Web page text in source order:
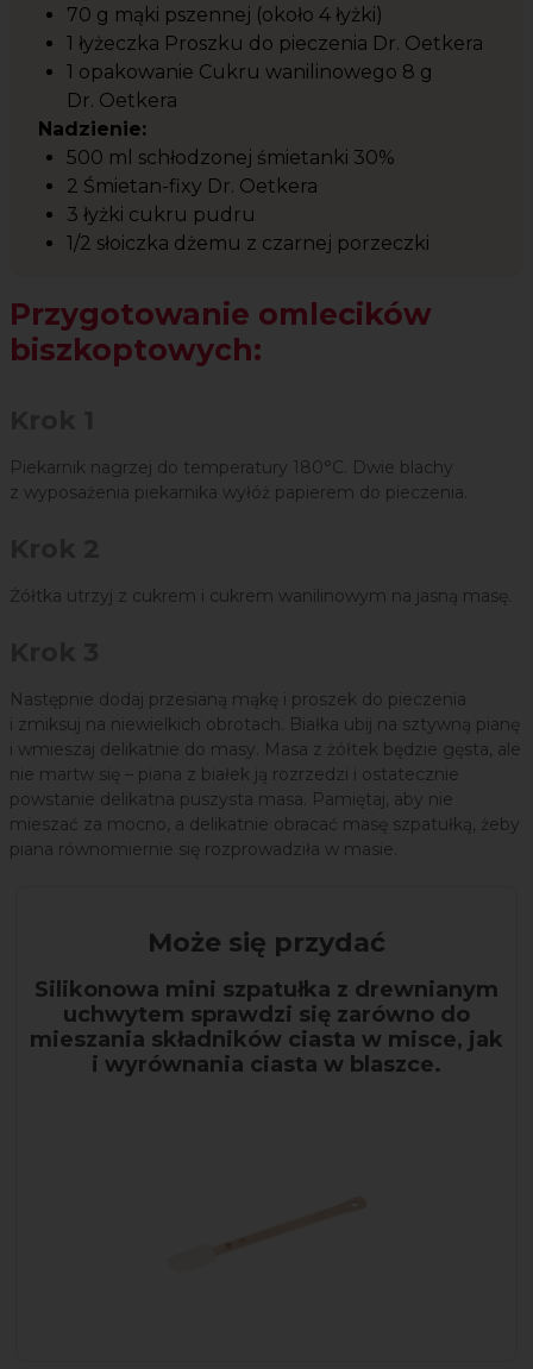
70 g mąki pszennej (około 4 łyżki)
1 łyżeczka Proszku do pieczenia Dr. Oetkera
1 opakowanie Cukru wanilinowego 8 g
Dr. Oetkera
Nadzienie:
500 ml schłodzonej śmietanki 30%
2 Śmietan-fixy Dr. Oetkera
3 łyżki cukru pudru
1/2 słoiczka dżemu z czarnej porzeczki
Przygotowanie omlecików
biszkoptowych:
Piekarnik nagrzej do temperatury 180°C. Dwie blachy
z wyposażenia piekarnika wyłóż papierem do pieczenia.
Żółtka utrzyj z cukrem i cukrem wanilinowym na jasną masę.
Następnie dodaj przesianą mąkę i proszek do pieczenia
i zmiksuj na niewielkich obrotach. Białka ubij na sztywną pianę
i wmieszaj delikatnie do masy. Masa z żółtek będzie gęsta, ale
nie martw się – piana z białek ją rozrzedzi i ostatecznie
powstanie delikatna puszysta masa. Pamiętaj, aby nie
mieszać za mocno, a delikatnie obracać masę szpatułką, żeby
piana równomiernie się rozprowadziła w masie.
Może się przydać
Silikonowa mini szpatułka z drewnianym
uchwytem sprawdzi się zarówno do
mieszania składników ciasta w misce, jak
i wyrównania ciasta w blaszce.